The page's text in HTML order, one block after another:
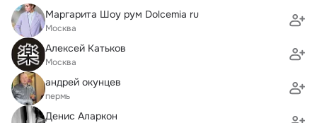
Маргарита Шоу рум Dolcemia ru
Москва
Алексей Катьков
Москва
андрей окунцев
пермь
Денис Аларкон